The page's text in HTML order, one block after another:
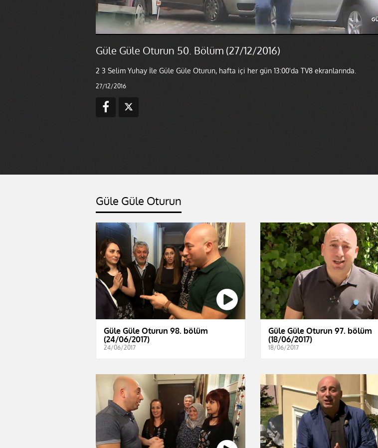
Güle Güle Oturun 50. Bölüm (27/12/2016)
2 3 Selim Yuhay İle Güle Güle Oturun, hafta içi her gün 13:00'da TV8 ekranlarında.
27/12/2016
Güle Güle Oturun
Güle Güle Oturun 98. bölüm
(24/06/2017)
24/06/2017
Güle Güle Oturun 97. bölüm
(18/06/2017)
18/06/2017